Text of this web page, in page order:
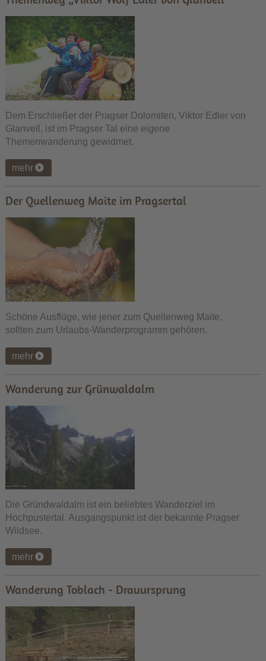
Dem Erschließer der Pragser Dolomiten, Viktor Edler von
Glanvell, ist im Pragser Tal eine eigene
Themenwanderung gewidmet.
mehr
Der Quellenweg Maite im Pragsertal
Schöne Ausflüge, wie jener zum Quellenweg Maite,
sollten zum Urlaubs-Wanderprogramm gehören.
mehr
Wanderung zur Grünwaldalm
Die Gründwaldalm ist ein beliebtes Wanderziel im
Hochpustertal. Ausgangspunkt ist der bekannte Pragser
Wildsee.
mehr
Wanderung Toblach - Drauursprung